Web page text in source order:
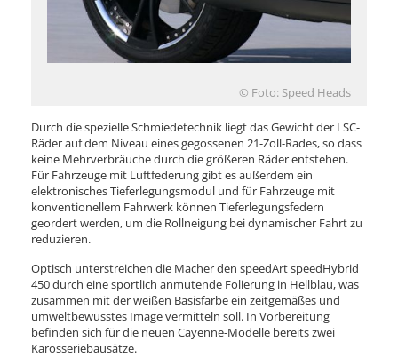
© Foto: Speed Heads
Durch die spezielle Schmiedetechnik liegt das Gewicht der LSC-
Räder auf dem Niveau eines gegossenen 21-Zoll-Rades, so dass
keine Mehrverbräuche durch die größeren Räder entstehen.
Für Fahrzeuge mit Luftfederung gibt es außerdem ein
elektronisches Tieferlegungsmodul und für Fahrzeuge mit
konventionellem Fahrwerk können Tieferlegungsfedern
geordert werden, um die Rollneigung bei dynamischer Fahrt zu
reduzieren.
Optisch unterstreichen die Macher den speedArt speedHybrid
450 durch eine sportlich anmutende Folierung in Hellblau, was
zusammen mit der weißen Basisfarbe ein zeitgemäßes und
umweltbewusstes Image vermitteln soll. In Vorbereitung
befinden sich für die neuen Cayenne-Modelle bereits zwei
Karosseriebausätze.